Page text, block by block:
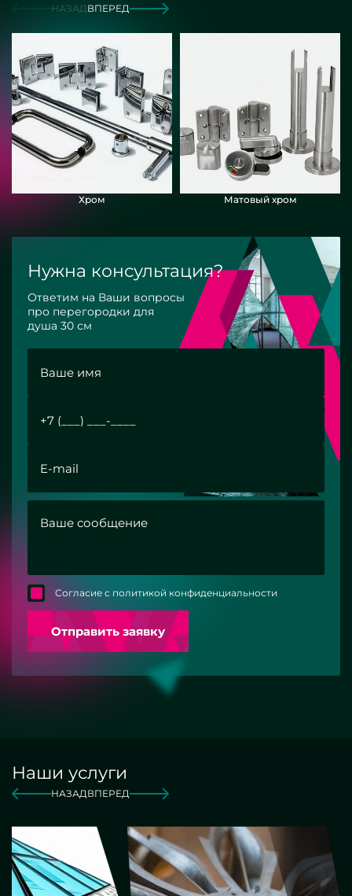
НАЗАДВПЕРЕД
Хром Матовый хром
Нужна консультация?
Ответим на Ваши вопросы
про перегородки для
душа 30 см
Согласие с политикой конфиденциальности
Отправить заявку
Наши услуги
НАЗАДВПЕРЕД